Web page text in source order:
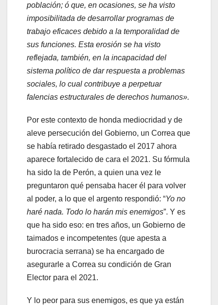
población; ó que, en ocasiones, se ha visto
imposibilitada de desarrollar programas de
trabajo eficaces debido a la temporalidad de
sus funciones. Esta erosión se ha visto
reflejada, también, en la incapacidad del
sistema político de dar respuesta a problemas
sociales, lo cual contribuye a perpetuar
falencias estructurales de derechos humanos».
Por este contexto de honda mediocridad y de
aleve persecución del Gobierno, un Correa que
se había retirado desgastado el 2017 ahora
aparece fortalecido de cara el 2021. Su fórmula
ha sido la de Perón, a quien una vez le
preguntaron qué pensaba hacer él para volver
al poder, a lo que el argento respondió: “Yo no
haré nada. Todo lo harán mis enemigos”. Y es
que ha sido eso: en tres años, un Gobierno de
taimados e incompetentes (que apesta a
burocracia serrana) se ha encargado de
asegurarle a Correa su condición de Gran
Elector para el 2021.
Y lo peor para sus enemigos, es que ya están